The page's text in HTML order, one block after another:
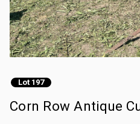
Lot 197
Corn Row Antique